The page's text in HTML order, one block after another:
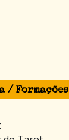
/ Formações